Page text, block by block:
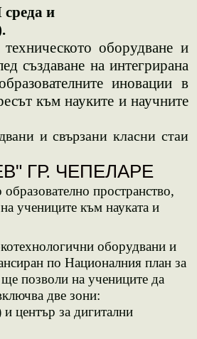
и
оборудване и
създаване на интегрирана
иновации в
към науките и научните
и свързани класни стаи
ГР. ЧЕПЕЛАРЕ
пространство,
учениците към науката и
оборудвани и
по Националния план за
позволи на учениците да
двe зони:
център за дигитални